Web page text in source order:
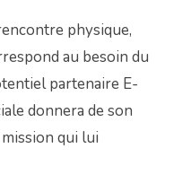
physique,
au besoin du
partenaire E-
donnera de son
qui lui